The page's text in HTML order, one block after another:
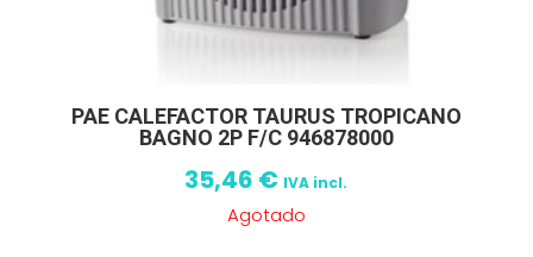
PAE CALEFACTOR TAURUS TROPICANO
BAGNO 2P F/C 946878000
35,46 € IVA incl.
Agotado